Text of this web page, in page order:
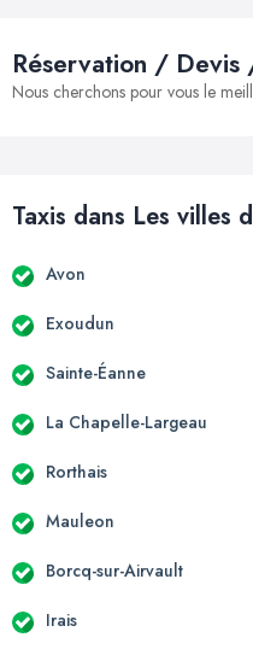
Réservation /
Nous cherchons pour vous le
Taxis dans Les villes
Avon
Exoudun
Sainte-Éanne
La Chapelle-Largeau
Rorthais
Mauleon
Borcq-sur-Airvault
Irais